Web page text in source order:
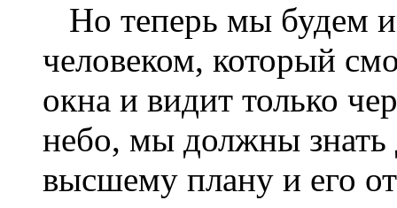
Но теперь мы будем
человеком, который
окна и видит только
небо, мы должны знать
высшему плану и его